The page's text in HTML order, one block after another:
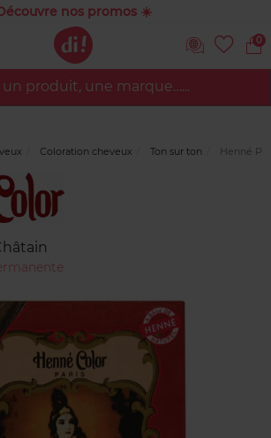
nos promos ☀️
0
produit, une marque…...
Coloration cheveux Ton sur ton Henné